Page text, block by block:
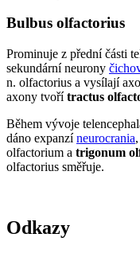
Bulbus olfactorius
Prominuje z přední části
sekundární neurony
n. olfactorius a vysílají
axony tvořítractus
Během vývoje
dáno expanzíneurocrania
olfactorium a trigonum
olfactorius směřuje.
Odkazy